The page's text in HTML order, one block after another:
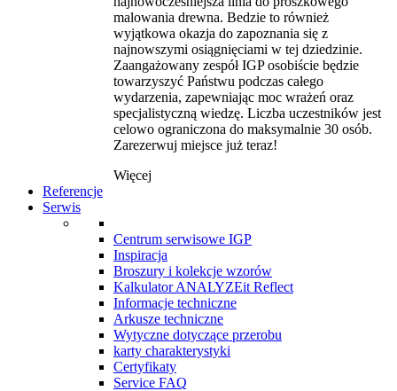
malowania drewna. Bedzie to również
wyjątkowa okazja do zapoznania się z
najnowszymi osiągnięciami w tej dziedzinie.
Zaangażowany zespół IGP osobiście będzie
towarzyszyć Państwu podczas całego
wydarzenia, zapewniając moc wrażeń oraz
specjalistyczną wiedzę. Liczba uczestników jest
celowo ograniczona do maksymalnie 30 osób.
Zarezerwuj miejsce już teraz!
Więcej
Referencje
Serwis
Centrum serwisowe IGP
Inspiracja
Broszury i kolekcje wzorów
Kalkulator ANALYZEit Reflect
Informacje techniczne
Arkusze techniczne
Wytyczne dotyczące przerobu
karty charakterystyki
Certyfikaty
Service FAQ